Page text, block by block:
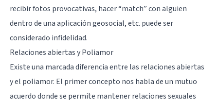
recibir fotos provocativas, hacer “match” con alguien
dentro de una aplicación geosocial, etc. puede ser
considerado infidelidad.
Relaciones abiertas y Poliamor
Existe una marcada diferencia entre las relaciones abiertas
y el poliamor. El primer concepto nos habla de un mutuo
acuerdo donde se permite mantener relaciones sexuales